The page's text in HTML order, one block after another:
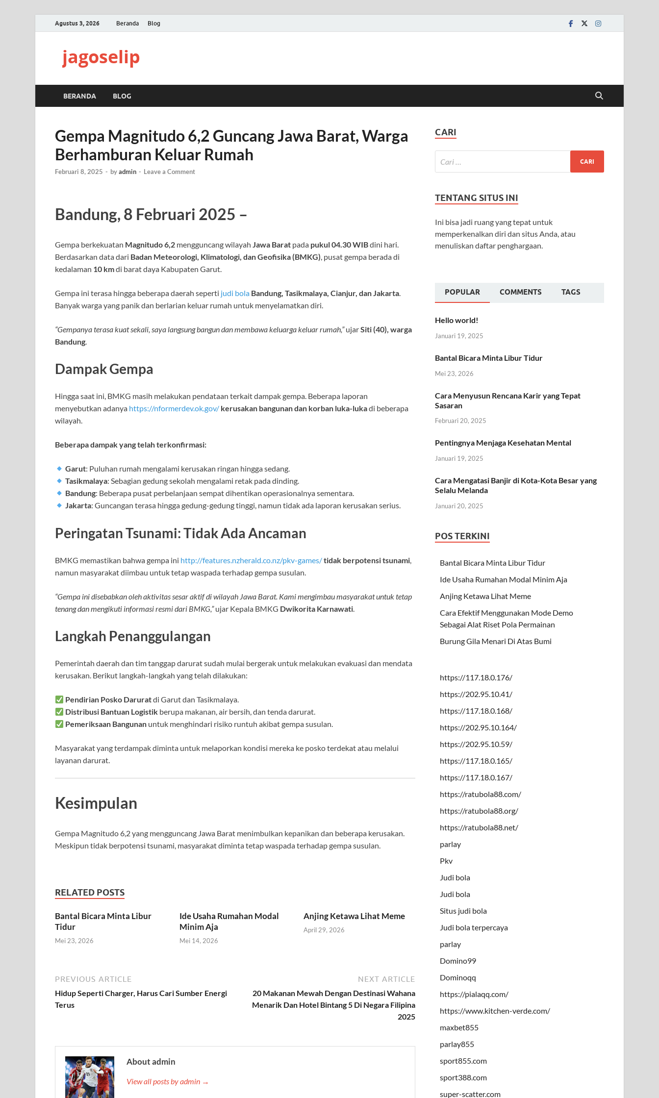
Agustus 3, 2026 Beranda Blog
jagoselip
BERANDA BLOG
Gempa Magnitudo 6,2 Guncang Jawa Barat, Warga
Berhamburan Keluar Rumah
Februari 8, 2025 - byadmin - Leave a Comment
Bandung, 8 Februari 2025 –
Gempa berkekuatan Magnitudo 6,2 mengguncang wilayah Jawa Barat pada pukul 04.30 WIBdini hari.
Berdasarkan data dari Badan Meteorologi, Klimatologi, dan Geofisika (BMKG), pusat gempa berada di
kedalaman 10 kmdi barat daya Kabupaten Garut.
Gempa ini terasa hingga beberapa daerah seperti judi bola Bandung, Tasikmalaya, Cianjur, dan Jakarta.
Banyak warga yang panik dan berlarian keluar rumah untuk menyelamatkan diri.
“Gempanya terasa kuat sekali, saya langsung bangun dan membawa keluarga keluar rumah,”ujarSiti (40), warga
Bandung.
Dampak Gempa
Hingga saat ini, BMKG masih melakukan pendataan terkait dampak gempa. Beberapa laporan
menyebutkan adanya https://nformerdev.ok.gov/ kerusakan bangunan dan korban luka-lukadi beberapa
wilayah.
Beberapa dampak yang telah terkonfirmasi:
Garut: Puluhan rumah mengalami kerusakan ringan hingga sedang.
Tasikmalaya: Sebagian gedung sekolah mengalami retak pada dinding.
Bandung: Beberapa pusat perbelanjaan sempat dihentikan operasionalnya sementara.
Jakarta: Guncangan terasa hingga gedung-gedung tinggi, namun tidak ada laporan kerusakan serius.
Peringatan Tsunami: Tidak Ada Ancaman
BMKG memastikan bahwa gempa ini http://features.nzherald.co.nz/pkv-games/tidak berpotensi tsunami
namun masyarakat diimbau untuk tetap waspada terhadap gempa susulan.
“Gempa ini disebabkan oleh aktivitas sesar aktif di wilayah Jawa Barat. Kami mengimbau masyarakat untuk tetap
tenang dan mengikuti informasi resmi dari BMKG,”ujar Kepala BMKG Dwikorita Karnawati
Langkah Penanggulangan
Pemerintah daerah dan tim tanggap darurat sudah mulai bergerak untuk melakukan evakuasi dan mendata
kerusakan. Berikut langkah-langkah yang telah dilakukan:
Pendirian Posko Daruratdi Garut dan Tasikmalaya.
Distribusi Bantuan Logistik berupa makanan, air bersih, dan tenda darurat.
Pemeriksaan Bangunan untuk menghindari risiko runtuh akibat gempa susulan.
Masyarakat yang terdampak diminta untuk melaporkan kondisi mereka ke posko terdekat atau melalui
layanan darurat.
Kesimpulan
Gempa Magnitudo 6,2 yang mengguncang Jawa Barat menimbulkan kepanikan dan beberapa kerusakan.
Meskipun tidak berpotensi tsunami, masyarakat diminta tetap waspada terhadap gempa susulan.
RELATED POSTS
Bantal Bicara Minta Libur
Tidur
Mei 23, 2026
Ide Usaha Rumahan Modal
Minim Aja
Mei 14, 2026
Anjing Ketawa Lihat Meme
April 29, 2026
PREVIOUS ARTICLE
Hidup Seperti Charger, Harus Cari Sumber Energi
Terus
NEXT ARTICLE
20 Makanan Mewah Dengan Destinasi Wahana
Menarik Dan Hotel Bintang 5 Di Negara Filipina
2025
About admin
View all posts by admin →
CARI
TENTANG SITUS INI
Ini bisa jadi ruang yang tepat untuk
memperkenalkan diri dan situs Anda, atau
menuliskan daftar penghargaan.
POPULAR COMMENTS TAGS
Hello world!
Januari 19, 2025
Bantal Bicara Minta Libur Tidur
Mei 23, 2026
Cara Menyusun Rencana Karir yang Tepat
Sasaran
Februari 20, 2025
Pentingnya Menjaga Kesehatan Mental
Januari 19, 2025
Cara Mengatasi Banjir di Kota-Kota Besar yang
Selalu Melanda
Januari 20, 2025
POS TERKINI
Bantal Bicara Minta Libur Tidur
Ide Usaha Rumahan Modal Minim Aja
Anjing Ketawa Lihat Meme
Cara Efektif Menggunakan Mode Demo
Sebagai Alat Riset Pola Permainan
Burung Gila Menari Di Atas Bumi
https://117.18.0.176/
https://202.95.10.41/
https://117.18.0.168/
https://202.95.10.164/
https://202.95.10.59/
https://117.18.0.165/
https://117.18.0.167/
https://ratubola88.com/
https://ratubola88.org/
https://ratubola88.net/
parlay
Pkv
Judi bola
Judi bola
Situs judi bola
Judi bola terpercaya
parlay
Domino99
Dominoqq
https://pialaqq.com/
https://www.kitchen-verde.com/
maxbet855
parlay855
sport855.com
sport388.com
super-scatter.com